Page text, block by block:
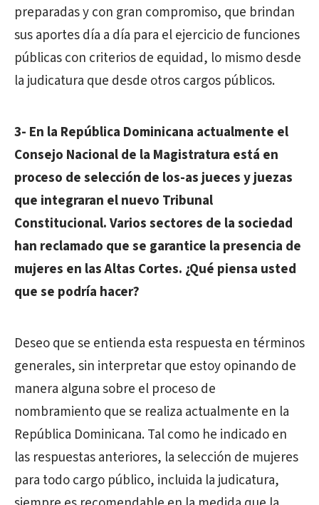
preparadas y con gran compromiso, que brindan
sus aportes día a día para el ejercicio de funciones
públicas con criterios de equidad, lo mismo desde
la judicatura que desde otros cargos públicos.
3- En la República Dominicana actualmente el
Consejo Nacional de la Magistratura está en
proceso de selección de los-as jueces y juezas
que integraran el nuevo Tribunal
Constitucional. Varios sectores de la sociedad
han reclamado que se garantice la presencia de
mujeres en las Altas Cortes. ¿Qué piensa usted
que se podría hacer?
Deseo que se entienda esta respuesta en términos
generales, sin interpretar que estoy opinando de
manera alguna sobre el proceso de
nombramiento que se realiza actualmente en la
República Dominicana. Tal como he indicado en
las respuestas anteriores, la selección de mujeres
para todo cargo público, incluida la judicatura,